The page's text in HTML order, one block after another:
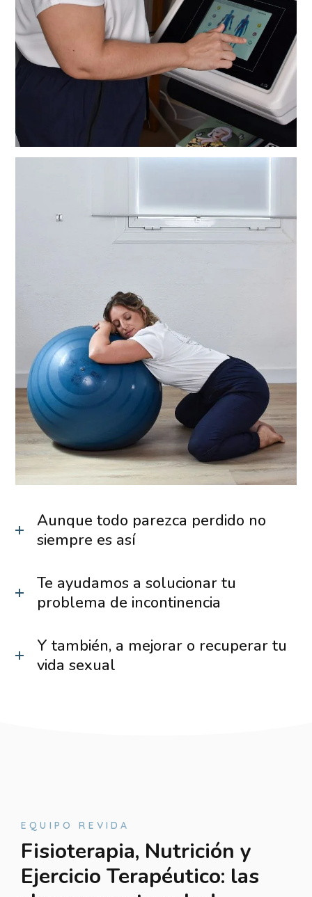
Aunque todo parezca perdido no
siempre es así
Te ayudamos a solucionar tu
problema de incontinencia
Y también, a mejorar o recuperar tu
vida sexual
EQUIPO REVIDA
Fisioterapia, Nutrición y
Ejercicio Terapéutico: las